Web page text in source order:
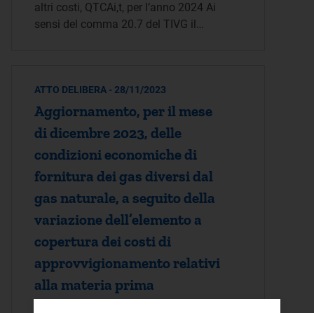
altri costi, QTCAi,t, per l’anno 2024 Ai
sensi del comma 20.7 del TIVG il…
ATTO DELIBERA - 28/11/2023
Aggiornamento, per il mese
di dicembre 2023, delle
condizioni economiche di
fornitura dei gas diversi dal
gas naturale, a seguito della
variazione dell’elemento a
copertura dei costi di
approvvigionamento relativi
alla materia prima